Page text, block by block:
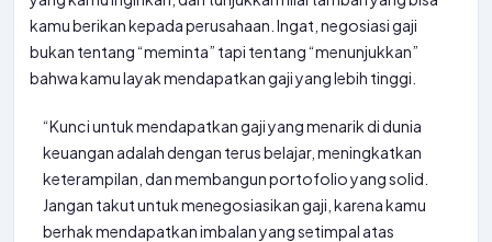
kamu berikan kepada perusahaan. Ingat, negosiasi gaji
bukan tentang “meminta” tapi tentang “menunjukkan”
bahwa kamu layak mendapatkan gaji yang lebih tinggi.
“Kunci untuk mendapatkan gaji yang menarik di dunia
keuangan adalah dengan terus belajar, meningkatkan
keterampilan, dan membangun portofolio yang solid.
Jangan takut untuk menegosiasikan gaji, karena kamu
berhak mendapatkan imbalan yang setimpal atas